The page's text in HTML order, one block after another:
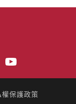
保護政策